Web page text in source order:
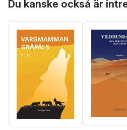
Du kanske också är